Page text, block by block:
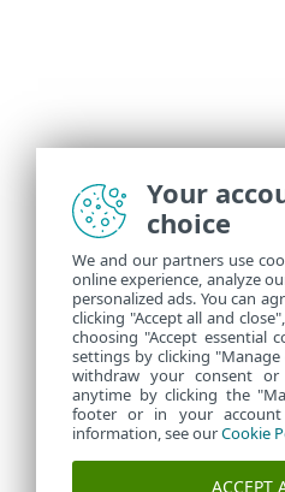
Your
choice
We and our partners use
online experience, analyze
personalized ads. You can
clicking "Accept all and
choosing "Accept essential
settings by clicking
withdraw your consent or
anytime by clicking the
footer or in your account
information, see ourCookie
ACCEPT